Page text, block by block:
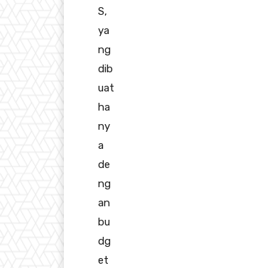
S,
ya
ng
dib
uat
ha
ny
a
de
ng
an
bu
dg
et